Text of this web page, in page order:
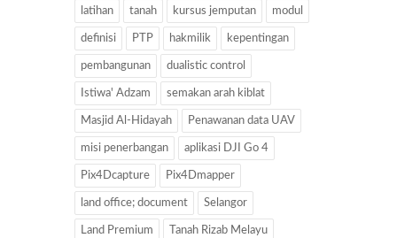
latihan tanah kursus jemputan modul
definisi PTP hakmilik kepentingan
pembangunan dualistic control
Istiwa' Adzam semakan arah kiblat
Masjid Al-Hidayah Penawanan data UAV
misi penerbangan aplikasi DJI Go 4
Pix4Dcapture Pix4Dmapper
land office; document Selangor
Land Premium Tanah Rizab Melayu